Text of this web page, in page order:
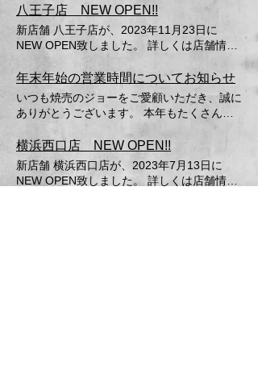
ております。
八王子店 NEW OPEN!!
新店舗 八王子店が、2023年11月23日に
NEW OPEN致しました。 詳しくは店舗情報
ページをご覧ください。 皆様のご来店お待
ちしております。
年末年始の営業時間についてお知らせ
いつも焼売のジョーをご愛顧いただき、誠に
ありがとうございます。 本年もたくさんの
お客様にご来店いただき、心より感謝申し上
げます。 年末年始の営業時間につきまし
て、下記のとおりご案内いたします。
横浜西口店 NEW OPEN!!
新店舗 横浜西口店が、2023年7月13日に
NEW OPEN致しました。 詳しくは店舗情報